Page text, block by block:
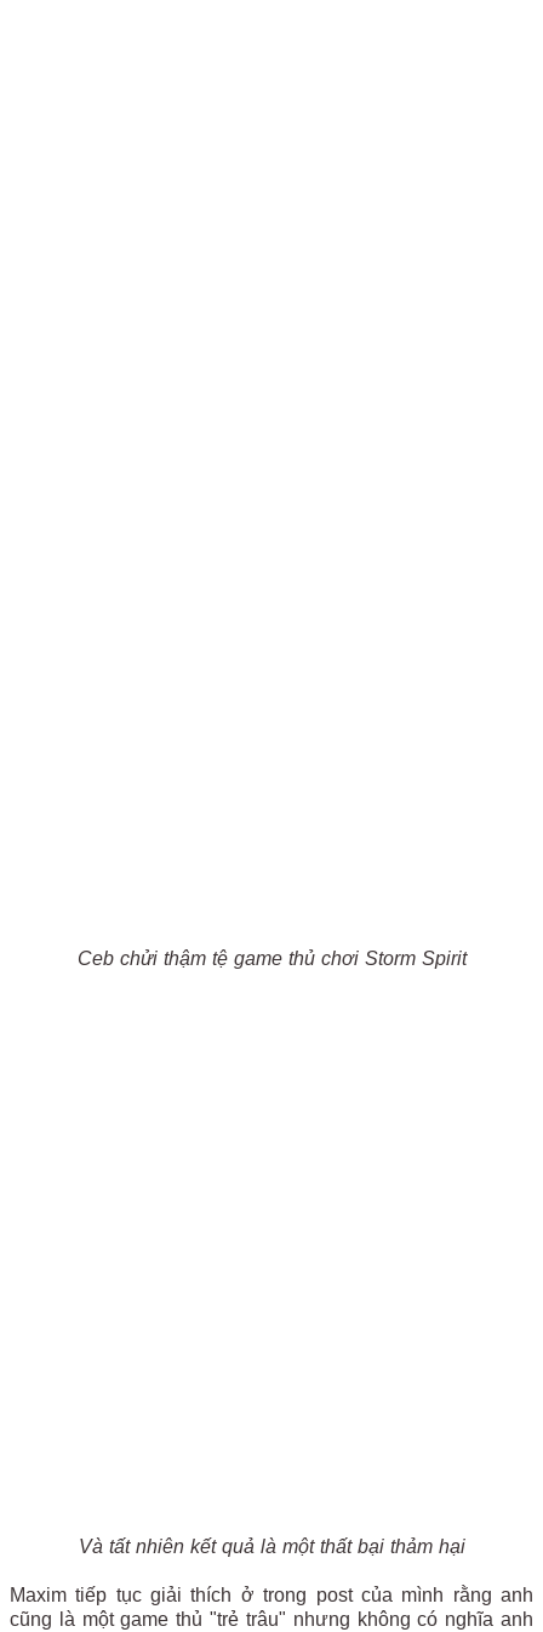
Ceb chửi thậm tệ game thủ chơi Storm Spirit
Và tất nhiên kết quả là một thất bại thảm hại
Maxim tiếp tục giải thích ở trong post của mình rằng anh
cũng là một game thủ "trẻ trâu" nhưng không có nghĩa anh